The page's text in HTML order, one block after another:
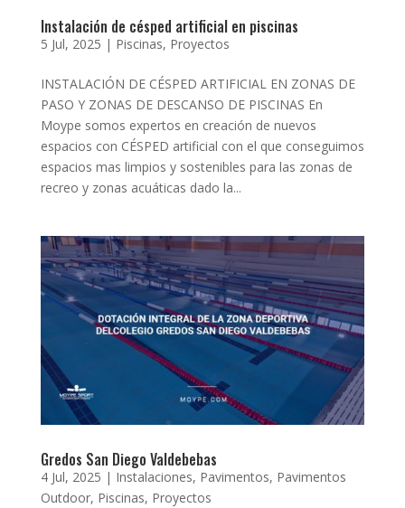
Instalación de césped artificial en piscinas
5 Jul, 2025 | Piscinas, Proyectos
INSTALACIÓN DE CÉSPED ARTIFICIAL EN ZONAS DE
PASO Y ZONAS DE DESCANSO DE PISCINAS En
Moype somos expertos en creación de nuevos
espacios con CÉSPED artificial con el que conseguimos
espacios mas limpios y sostenibles para las zonas de
recreo y zonas acuáticas dado la...
Gredos San Diego Valdebebas
4 Jul, 2025 | Instalaciones, Pavimentos, Pavimentos
Outdoor, Piscinas, Proyectos